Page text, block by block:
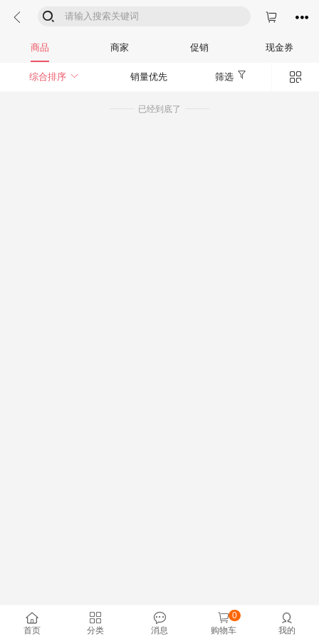
  

商品 商家 促销 现金券
综合排序  销量优先 筛选 
已经到底了

首页

分类

消息

购物车
0 
我的